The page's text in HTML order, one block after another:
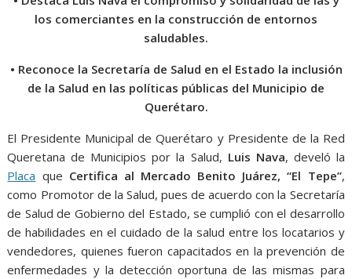
o
k
p
p
g
er
m
los comerciantes en la construcción de entornos
saludables.
• Reconoce la Secretaría de Salud en el Estado la inclusión
de la Salud en las políticas públicas del Municipio de
Querétaro.
El Presidente Municipal de Querétaro y Presidente de la Red
Queretana de Municipios por la Salud, Luis Nava, develó la
Placa que Certifica al Mercado Benito Juárez, “El Tepe”,
como Promotor de la Salud, pues de acuerdo con la Secretaría
de Salud de Gobierno del Estado, se cumplió con el desarrollo
de habilidades en el cuidado de la salud entre los locatarios y
vendedores, quienes fueron capacitados en la prevención de
enfermedades y la detección oportuna de las mismas para